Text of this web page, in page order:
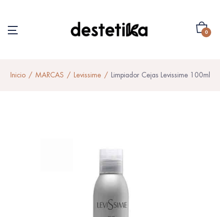
0
Inicio MARCAS Levissime Limpiador Cejas Levissime 100ml